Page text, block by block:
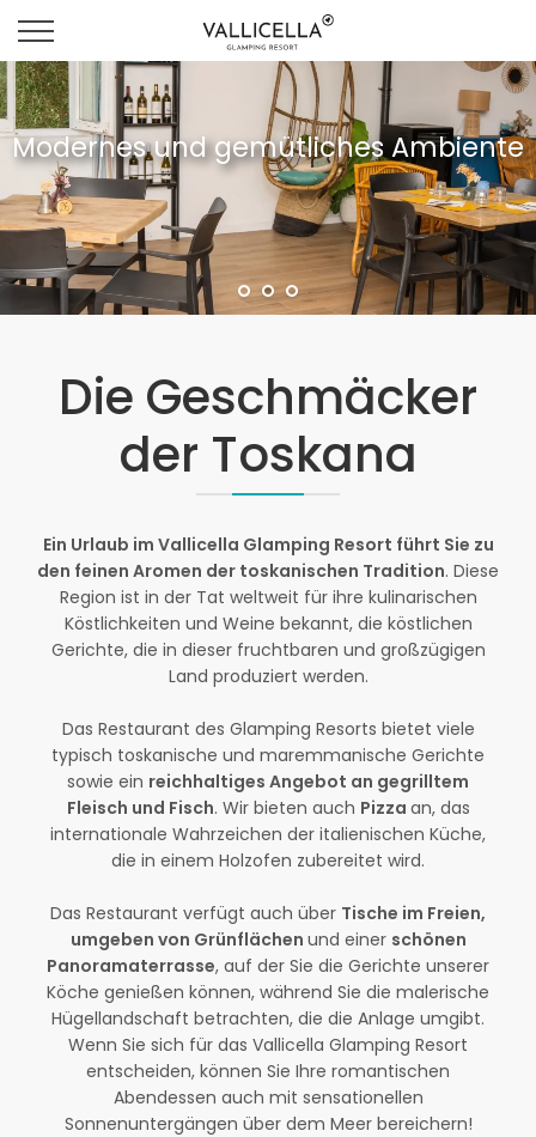
Modernes und gemütliches Ambiente
Die Geschmäcker
der Toskana
Ein Urlaub im Vallicella Glamping Resort führt Sie zu
den feinen Aromen der toskanischen Tradition. Diese
Region ist in der Tat weltweit für ihre kulinarischen
Köstlichkeiten und Weine bekannt, die köstlichen
Gerichte, die in dieser fruchtbaren und großzügigen
Land produziert werden.
Das Restaurant des Glamping Resorts bietet viele
typisch toskanische und maremmanische Gerichte
sowie ein reichhaltiges Angebot an gegrilltem
Fleisch und Fisch. Wir bieten auch Pizza an, das
internationale Wahrzeichen der italienischen Küche,
die in einem Holzofen zubereitet wird.
Das Restaurant verfügt auch über Tische im Freien,
umgeben von Grünflächen und einer schönen
Panoramaterrasse, auf der Sie die Gerichte unserer
Köche genießen können, während Sie die malerische
Hügellandschaft betrachten, die die Anlage umgibt.
Wenn Sie sich für das Vallicella Glamping Resort
entscheiden, können Sie Ihre romantischen
Abendessen auch mit sensationellen
Sonnenuntergängen über dem Meer bereichern!